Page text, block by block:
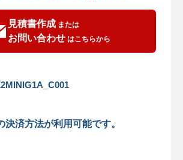
見積書作成または
お問い合わせはこちらから
決済方法が利用可能です。